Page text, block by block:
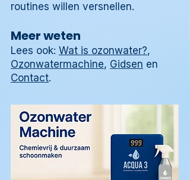
routines willen versnellen.
Meer weten
Lees ook: Wat is ozonwater?,
Ozonwatermachine, Gidsen en
Contact.